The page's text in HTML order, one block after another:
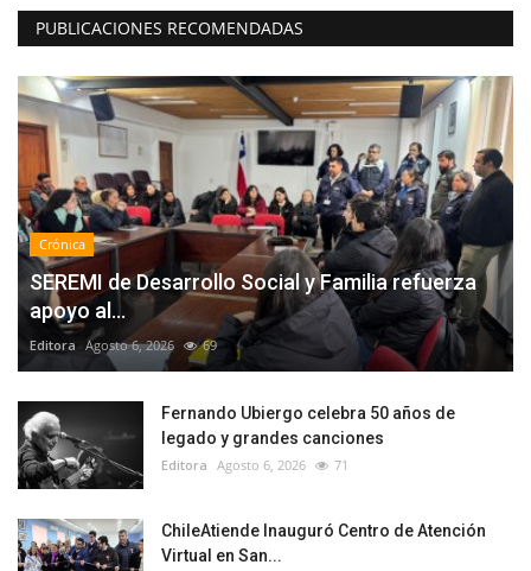
PUBLICACIONES RECOMENDADAS
Crónica
SEREMI de Desarrollo Social y Familia refuerza
apoyo al...
Editora Agosto 6, 2026 69
Fernando Ubiergo celebra 50 años de
legado y grandes canciones
Editora Agosto 6, 2026 71
ChileAtiende Inauguró Centro de Atención
Virtual en San...